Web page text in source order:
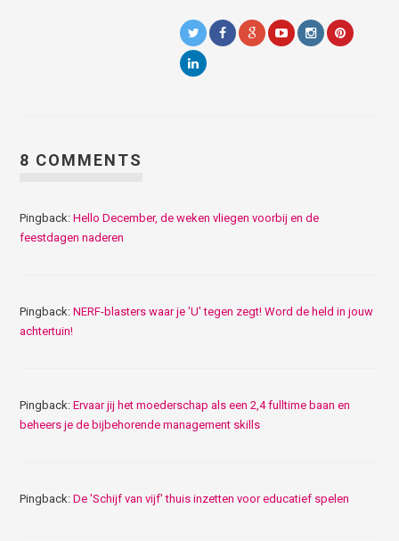
8 COMMENTS
Pingback:Hello December, de weken vliegen voorbij en de
feestdagen naderen
Pingback:NERF-blasters waar je 'U' tegen zegt! Word de held in jouw
achtertuin!
Pingback:Ervaar jij het moederschap als een 2,4 fulltime baan en
beheers je de bijbehorende management skills
Pingback:De 'Schijf van vijf' thuis inzetten voor educatief spelen